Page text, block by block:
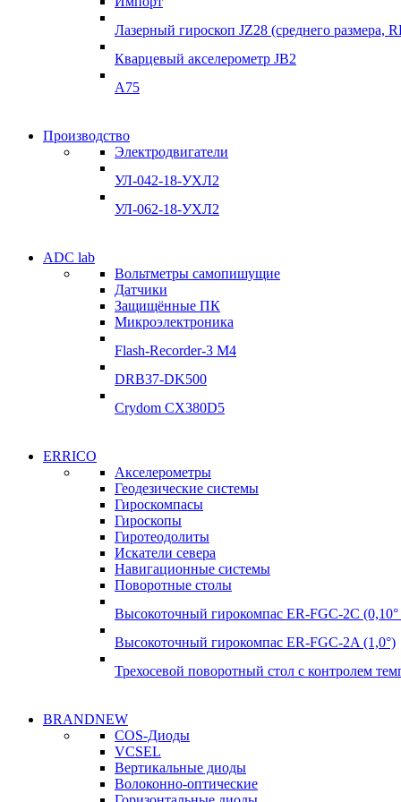
Лазерный гироскоп JZ28 (среднего размера,
Кварцевый акселерометр JB2
A75
Производство
Электродвигатели
УЛ-042-18-УХЛ2
УЛ-062-18-УХЛ2
ADC lab
Вольтметры самопишущие
Датчики
Защищённые ПК
Микроэлектроника
Flash-Recorder-3 М4
DRB37-DK500
Crydom CX380D5
ERRICO
Акселерометры
Геодезические системы
Гироскомпасы
Гироскопы
Гиротеодолиты
Искатели севера
Навигационные системы
Поворотные столы
Высокоточный гирокомпас ER-FGC-2C (0,10°
Высокоточный гирокомпас ER-FGC-2A (1,0°)
Трехосевой поворотный стол с контролем
BRANDNEW
COS-Диоды
VCSEL
Вертикальные диоды
Волоконно-оптические